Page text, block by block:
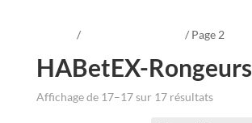
/ / Page 2
HABetEX-Rongeurs
Affichage de 17–17 sur 17 résultats